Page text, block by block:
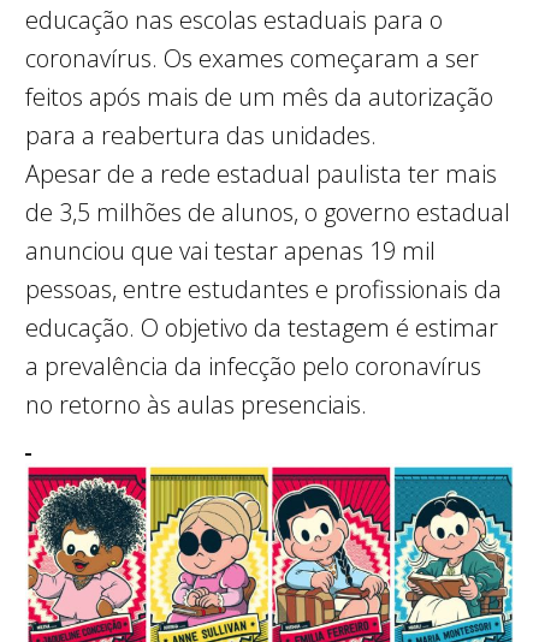
educação nas escolas estaduais para o
coronavírus. Os exames começaram a ser
feitos após mais de um mês da autorização
para a reabertura das unidades.
Apesar de a rede estadual paulista ter mais
de 3,5 milhões de alunos, o governo estadual
anunciou que vai testar apenas 19 mil
pessoas, entre estudantes e profissionais da
educação. O objetivo da testagem é estimar
a prevalência da infecção pelo coronavírus
no retorno às aulas presenciais.